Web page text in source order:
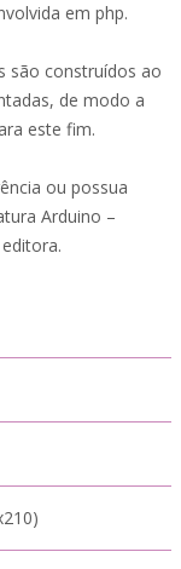
em php.
são construídos ao
de modo a
este fim.
ou possua
Arduino –